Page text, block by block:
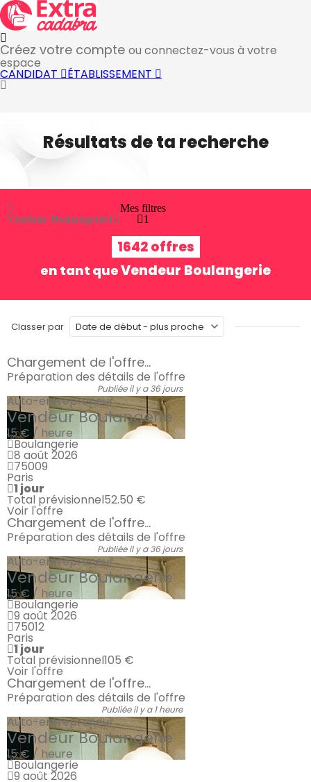
Créez votre compte ou connectez-vous à votre
espace
CANDIDAT ÉTABLISSEMENT
Résultats de ta recherche
Vendeur Boulangerie1
Mes filtres
1
1642 offres
en tant queVendeur Boulangerie
Classer par
Chargement de l'offre...
Préparation des détails de l'offre
Publiée il y a 36 jours
Auto-entrepreneur
Vendeur Boulangerie
15 € / heure
Boulangerie
8 août 2026
75009
Paris
1 jour
Total prévisionnel52.50 €
Voir l'offre
Chargement de l'offre...
Préparation des détails de l'offre
Publiée il y a 36 jours
Auto-entrepreneur
Vendeur Boulangerie
15 € / heure
Boulangerie
9 août 2026
75012
Paris
1 jour
Total prévisionnel105 €
Voir l'offre
Chargement de l'offre...
Préparation des détails de l'offre
Publiée il y a 1 heure
Auto-entrepreneur
Vendeur Boulangerie
15 € / heure
Boulangerie
9 août 2026